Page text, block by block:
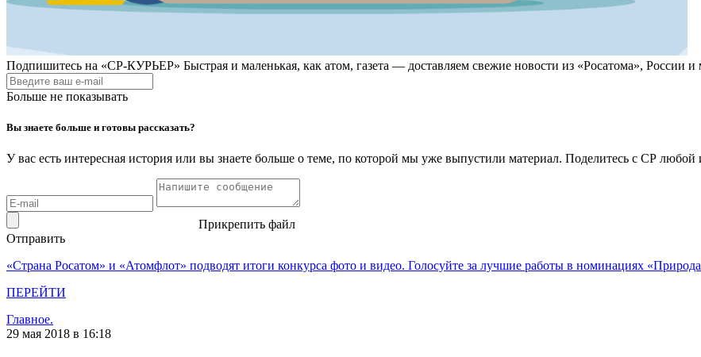
Подпишитесь на «СР-КУРЬЕР» Быстрая и маленькая, как атом, газета — доставляем свежие новости из «Росатома»,
Больше не показывать
Вы знаете больше и готовы рассказать?
У вас есть интересная история или вы знаете больше о теме, по которой мы уже выпустили материал. Поделитесь с СР
Прикрепить файл
Отправить
«Страна Росатом» и «Атомфлот» подводят итоги конкурса фото и видео. Голосуйте за лучшие работы в номинациях
ПЕРЕЙТИ
Главное.
29 мая 2018 в 16:18